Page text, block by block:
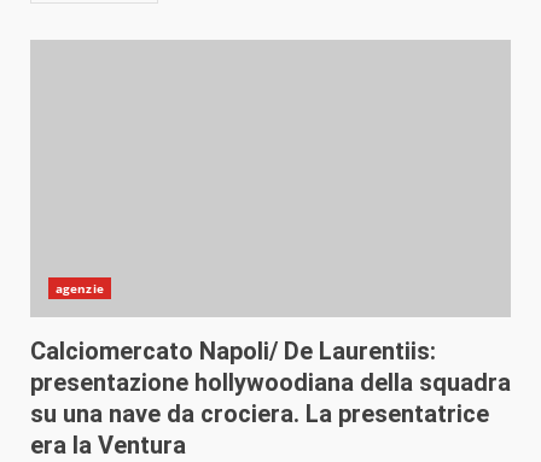
agenzie
Calciomercato Napoli/ De Laurentiis:
presentazione hollywoodiana della squadra
su una nave da crociera. La presentatrice
era la Ventura